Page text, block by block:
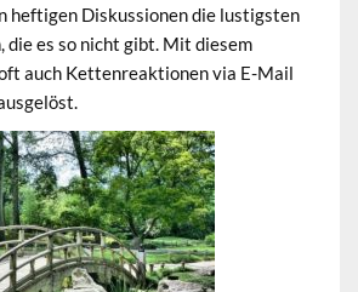
heftigen Diskussionen die lustigsten
die es so nicht gibt. Mit diesem
auch Kettenreaktionen via E-Mail